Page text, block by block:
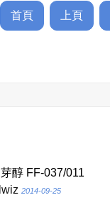
首頁 上頁
醇 FF-037/011
2014-09-25